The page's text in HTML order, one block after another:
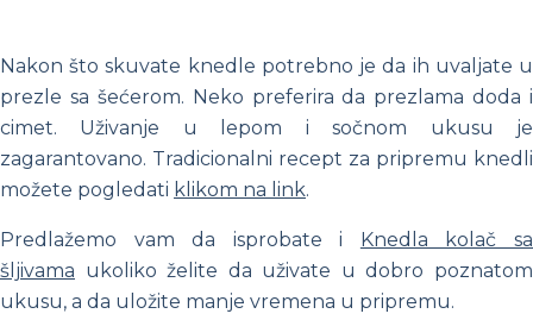
Nakon što skuvate knedle potrebno je da ih uvaljate u
prezle sa šećerom. Neko preferira da prezlama doda i
cimet. Uživanje u lepom i sočnom ukusu je
zagarantovano. Tradicionalni recept za pripremu knedli
možete pogledati klikom na link.
Predlažemo vam da isprobate i Knedla kolač sa
šljivama ukoliko želite da uživate u dobro poznatom
ukusu, a da uložite manje vremena u pripremu.